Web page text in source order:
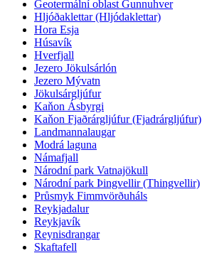
Geotermální oblast Gunnuhver
Hljóðaklettar (Hljódaklettar)
Hora Esja
Húsavík
Hverfjall
Jezero Jökulsárlón
Jezero Mývatn
Jökulsárgljúfur
Kaňon Ásbyrgi
Kaňon Fjaðrárgljúfur (Fjadrárgljúfur)
Landmannalaugar
Modrá laguna
Námafjall
Národní park Vatnajökull
Národní park Þingvellir (Thingvellir)
Průsmyk Fimmvörðuháls
Reykjadalur
Reykjavík
Reynisdrangar
Skaftafell